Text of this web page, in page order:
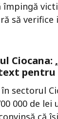
împingă
să
Ciocana:
pentru
sectorul
000 de lei